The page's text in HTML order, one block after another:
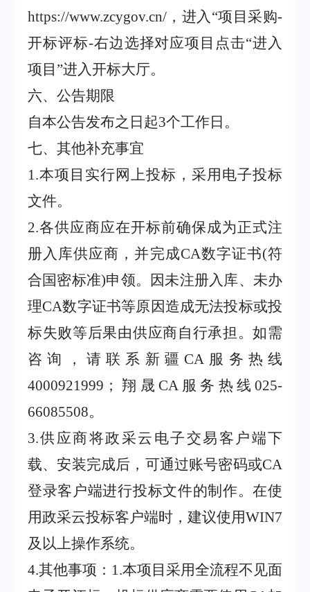
https://www.zcygov.cn/ ，进入 “项目采购-
开标评标-右边选择对应项目点击“进入
项目 ”进入开标大厅。
六、公告期限
自本公告发布之日起3个工作日。
七、其他补充事宜
1.本项目实行网上投标，采用电子投标
文件。
2.各供应商应在开标前确保成为正式注
册入库供应商，并完成CA数字证书(符
合国密标准)申领。因未注册入库、未办
理CA数字证书等原因造成无法投标或投
标失败等后果由供应商自行承担。如需
咨询，请联系新疆 CA 服务热线
4000921999 ；翔晟 CA服务热线 025-
66085508。
3.供应商将政采云电子交易客户端下
载、安装完成后，可通过账号密码或CA
登录客户端进行投标文件的制作。在使
用政采云投标客户端时，建议使用WIN7
及以上操作系统。
4.其他事项： 1.本项目采用全流程不见面